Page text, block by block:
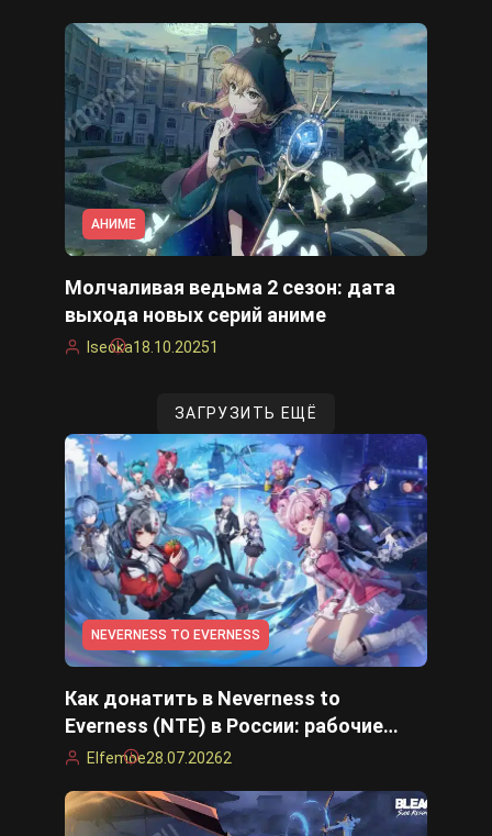
АНИМЕ
Молчаливая ведьма 2 сезон: дата
выхода новых серий аниме
Iseoka18.10.20251
ЗАГРУЗИТЬ ЕЩЁ
NEVERNESS TO EVERNESS
Как донатить в Neverness to
Everness (NTE) в России: рабочие
способы пополнения в 2026 году
Elfemoe28.07.20262